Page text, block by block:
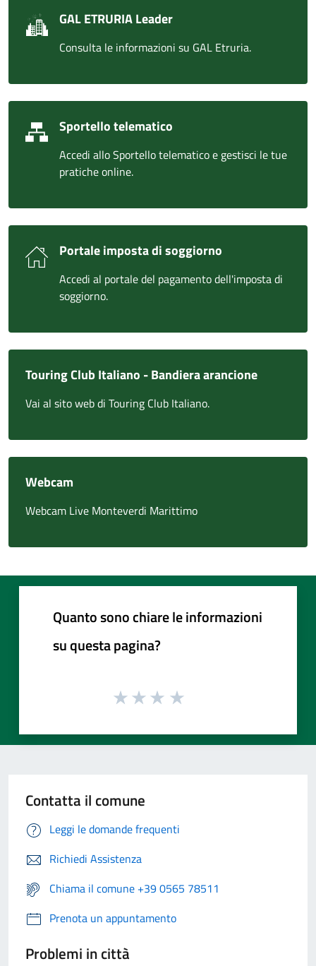
GAL ETRURIA Leader
Consulta le informazioni su GAL Etruria.
Sportello telematico
Accedi allo Sportello telematico e gestisci le tue
pratiche online.
Portale imposta di soggiorno
Accedi al portale del pagamento dell'imposta di
soggiorno.
Touring Club Italiano - Bandiera arancione
Vai al sito web di Touring Club Italiano.
Webcam
Webcam Live Monteverdi Marittimo
Quanto sono chiare le informazioni
su questa pagina?
Contatta il comune
Leggi le domande frequenti
Richiedi Assistenza
Chiama il comune +39 0565 78511
Prenota un appuntamento
Problemi in città